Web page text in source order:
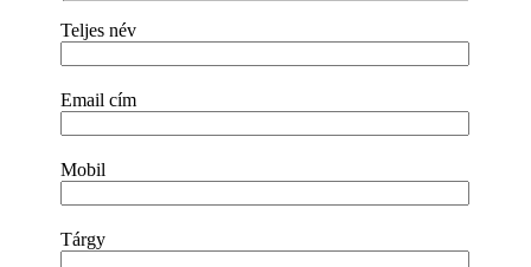
Teljes név
Email cím
Mobil
Tárgy